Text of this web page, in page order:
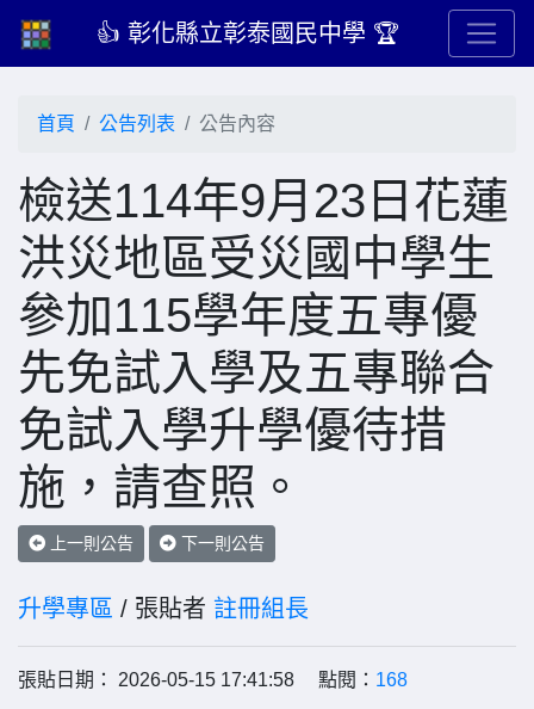
👍 彰化縣立彰泰國民中學 🏆
首頁 公告列表 公告內容
檢送114年9月23日花蓮
洪災地區受災國中學生
參加115學年度五專優
先免試入學及五專聯合
免試入學升學優待措
施，請查照。
上一則公告 下一則公告
升學專區 / 張貼者 註冊組長
張貼日期： 2026-05-15 17:41:58 點閱： 168